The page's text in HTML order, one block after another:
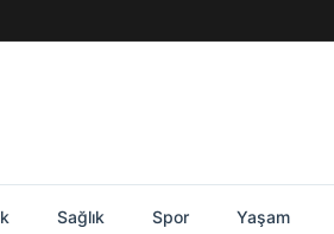
Sağlık Spor Yaşam